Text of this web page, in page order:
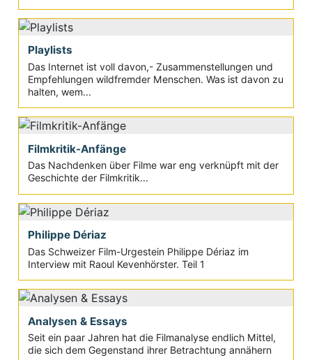
Playlists
Das Internet ist voll davon,- Zusammenstellungen und
Empfehlungen wildfremder Menschen. Was ist davon zu
halten, wem...
Filmkritik-Anfänge
Das Nachdenken über Filme war eng verknüpft mit der
Geschichte der Filmkritik...
Philippe Dériaz
Das Schweizer Film-Urgestein Philippe Dériaz im
Interview mit Raoul Kevenhörster. Teil 1
Analysen & Essays
Seit ein paar Jahren hat die Filmanalyse endlich Mittel,
die sich dem Gegenstand ihrer Betrachtung annähern